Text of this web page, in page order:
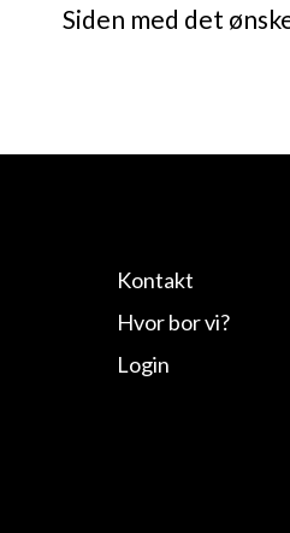
Siden med det
Kontakt
Hvor bor vi?
Login